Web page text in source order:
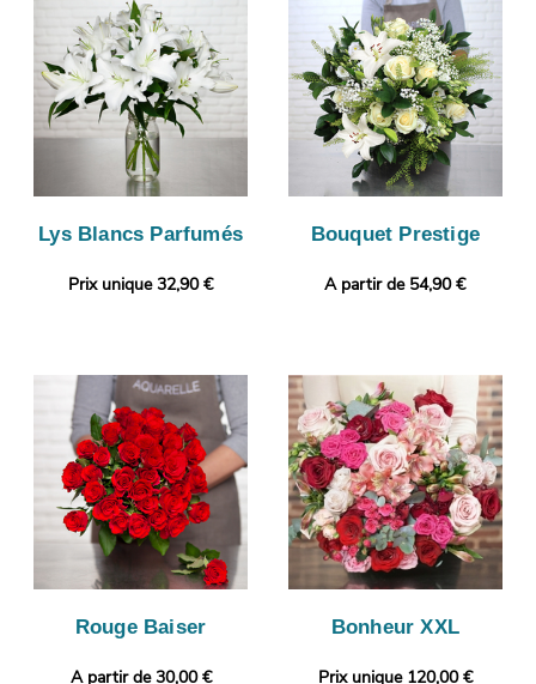
Lys Blancs Parfumés
Prix unique 32,90 €
Bouquet Prestige
A partir de 54,90 €
Rouge Baiser
A partir de 30,00 €
Bonheur XXL
Prix unique 120,00 €